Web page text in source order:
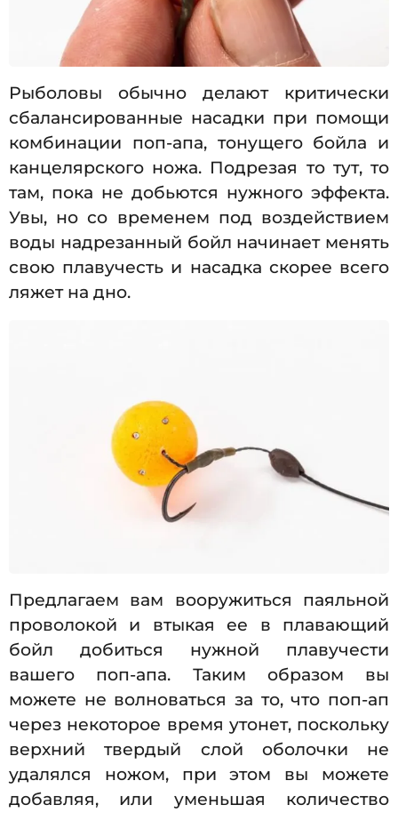
Рыболовы обычно делают критически
сбалансированные насадки при помощи
комбинации поп-апа, тонущего бойла и
канцелярского ножа. Подрезая то тут, то
там, пока не добьются нужного эффекта.
Увы, но со временем под воздействием
воды надрезанный бойл начинает менять
свою плавучесть и насадка скорее всего
ляжет на дно.
Предлагаем вам вооружиться паяльной
проволокой и втыкая ее в плавающий
бойл добиться нужной плавучести
вашего поп-апа. Таким образом вы
можете не волноваться за то, что поп-ап
через некоторое время утонет, поскольку
верхний твердый слой оболочки не
удалялся ножом, при этом вы можете
добавляя, или уменьшая количество